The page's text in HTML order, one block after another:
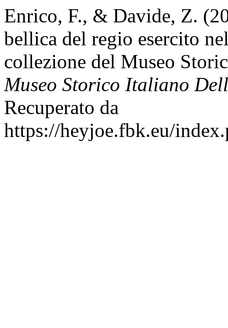
Enrico, F., & Davide, Z.
bellica del regio esercito
collezione del Museo
Museo Storico Italiano
Recuperato da
https://heyjoe.fbk.eu/